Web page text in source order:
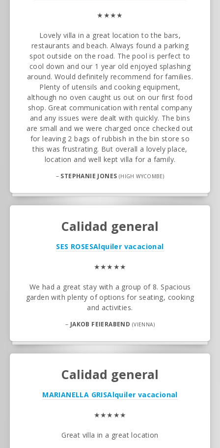
★★★★
Lovely villa in a great location to the bars,
restaurants and beach. Always found a parking
spot outside on the road. The pool is perfect to
cool down and our 1 year old enjoyed splashing
around. Would definitely recommend for families.
Plenty of utensils and cooking equipment,
although no oven caught us out on our first food
shop. Great communication with rental company
and any issues were dealt with quickly. The bins
are small and we were charged once checked out
for leaving 2 bags of rubbish in the bin store so
this was frustrating. But overall a lovely place,
location and well kept villa for a family.
– STEPHANIE JONES (HIGH WYCOMBE)
Calidad general
SES ROSESAlquiler vacacional
★★★★★
We had a great stay with a group of 8. Spacious
garden with plenty of options for seating, cooking
and activities.
– JAKOB FEIERABEND (VIENNA)
Calidad general
MARIANELLA GRISAlquiler vacacional
★★★★★
Great villa in a great location